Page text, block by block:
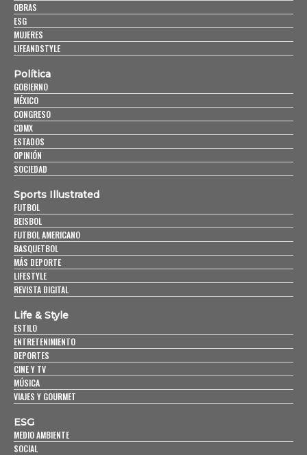
OBRAS
ESG
MUJERES
LIFEANDSTYLE
Política
GOBIERNO
MÉXICO
CONGRESO
CDMX
ESTADOS
OPINIÓN
SOCIEDAD
Sports Illustrated
FUTBOL
BEISBOL
FUTBOL AMERICANO
BASQUETBOL
MÁS DEPORTE
LIFESTYLE
REVISTA DIGITAL
Life & Style
ESTILO
ENTRETENIMIENTO
DEPORTES
CINE Y TV
MÚSICA
VIAJES Y GOURMET
ESG
MEDIO AMBIENTE
SOCIAL